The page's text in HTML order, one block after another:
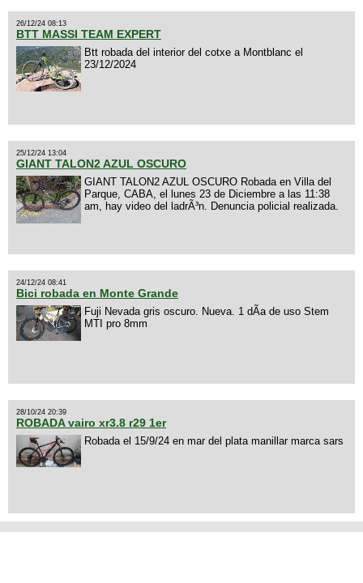
26/12/24 08:13
BTT MASSI TEAM EXPERT
Btt robada del interior del cotxe a Montblanc el
23/12/2024
25/12/24 13:04
GIANT TALON2 AZUL OSCURO
GIANT TALON2 AZUL OSCURO Robada en Villa del
Parque, CABA, el lunes 23 de Diciembre a las 11:38
am, hay video del ladrÃ³n. Denuncia policial realizada.
24/12/24 08:41
Bici robada en Monte Grande
Fuji Nevada gris oscuro. Nueva. 1 dÃ­a de uso Stem
MTI pro 8mm
28/10/24 20:39
ROBADA vairo xr3.8 r29 1er
Robada el 15/9/24 en mar del plata manillar marca sars